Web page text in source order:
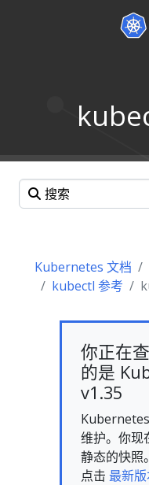
Kubernetes 文档
kubectl 参考
你正在
的是
v1.35
维护。你现
静态的快照
点击 最新版